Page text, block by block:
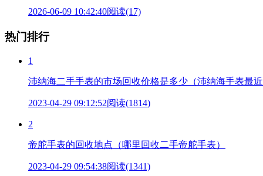
2026-06-09 10:42:40阅读(17)
热门排行
1
沛纳海二手手表的市场回收价格是多少（沛纳海手表最近
2023-04-29 09:12:52阅读(1814)
2
帝舵手表的回收地点（哪里回收二手帝舵手表）
2023-04-29 09:54:38阅读(1341)